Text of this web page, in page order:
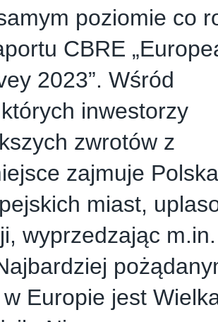
poziomie co
CBRE
2023”. Wśród
inwestorzy
zwrotów z
zajmuje
miast,
wyprzedzając m.in.
Europie jest